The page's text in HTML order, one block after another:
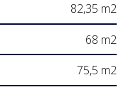
82,35 m2
68 m2
75,5 m2